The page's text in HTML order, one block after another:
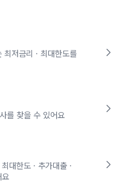
저금리 · 최대한도를
를 찾을 수 있어요
대한도 · 추가대출 ·
요